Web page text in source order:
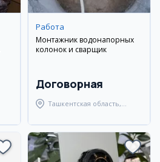
Работа
Монтажник водонапорных
колонок и сварщик
Договорная
Ташкентская область,